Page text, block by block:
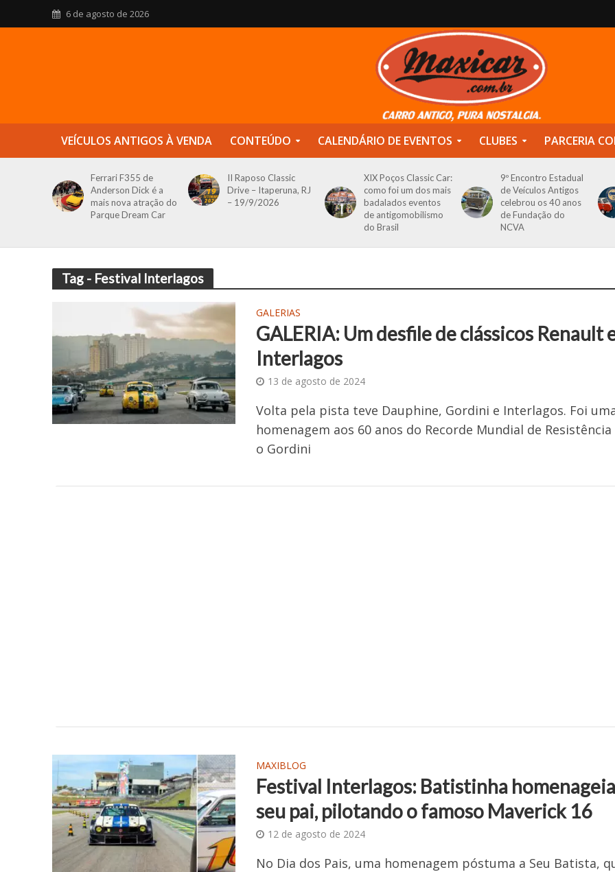
6 de agosto de 2026
VEÍCULOS ANTIGOS À VENDA CONTEÚDO CALENDÁRIO DE EVENTOS CLUBES PARCERIA
Ferrari F355 de
Anderson Dick é a
mais nova atração do
Parque Dream Car
II Raposo Classic
Drive – Itaperuna, RJ
– 19/9/2026
XIX Poços Classic Car:
como foi um dos mais
badalados eventos
de antigomobilismo
do Brasil
9º Encontro Estadual
de Veículos Antigos
celebrou os 40 anos
de Fundação do
NCVA
Tag - Festival Interlagos
GALERIAS
GALERIA: Um desfile de clássicos Renault
Interlagos
13 de agosto de 2024
Volta pela pista teve Dauphine, Gordini e Interlagos. Foi
homenagem aos 60 anos do Recorde Mundial de
o Gordini
MAXIBLOG
Festival Interlagos: Batistinha
seu pai, pilotando o famoso Maverick 16
12 de agosto de 2024
No Dia dos Pais, uma homenagem póstuma a Seu Batista,